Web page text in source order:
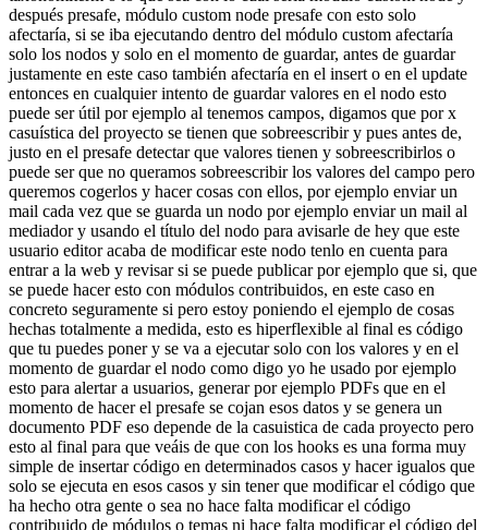
después presafe, módulo custom node presafe con esto solo
afectaría, si se iba ejecutando dentro del módulo custom afectaría
solo los nodos y solo en el momento de guardar, antes de guardar
justamente en este caso también afectaría en el insert o en el update
entonces en cualquier intento de guardar valores en el nodo esto
puede ser útil por ejemplo al tenemos campos, digamos que por x
casuística del proyecto se tienen que sobreescribir y pues antes de,
justo en el presafe detectar que valores tienen y sobreescribirlos o
puede ser que no queramos sobreescribir los valores del campo pero
queremos cogerlos y hacer cosas con ellos, por ejemplo enviar un
mail cada vez que se guarda un nodo por ejemplo enviar un mail al
mediador y usando el título del nodo para avisarle de hey que este
usuario editor acaba de modificar este nodo tenlo en cuenta para
entrar a la web y revisar si se puede publicar por ejemplo que si, que
se puede hacer esto con módulos contribuidos, en este caso en
concreto seguramente si pero estoy poniendo el ejemplo de cosas
hechas totalmente a medida, esto es hiperflexible al final es código
que tu puedes poner y se va a ejecutar solo con los valores y en el
momento de guardar el nodo como digo yo he usado por ejemplo
esto para alertar a usuarios, generar por ejemplo PDFs que en el
momento de hacer el presafe se cojan esos datos y se genera un
documento PDF eso depende de la casuistica de cada proyecto pero
esto al final para que veáis de que con los hooks es una forma muy
simple de insertar código en determinados casos y hacer igualos que
solo se ejecuta en esos casos y sin tener que modificar el código que
ha hecho otra gente o sea no hace falta modificar el código
contribuido de módulos o temas ni hace falta modificar el código del